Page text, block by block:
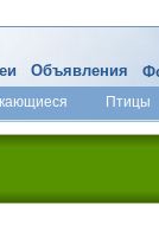
Птицы
Объявления